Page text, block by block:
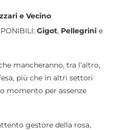
e Vecino
Gigot, Pellegrini e
mancheranno, tra l’altro,
più che in altri settori
momento per assenze
gestore della rosa,